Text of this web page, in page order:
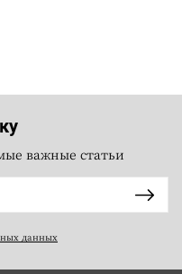
важные статьи
данных